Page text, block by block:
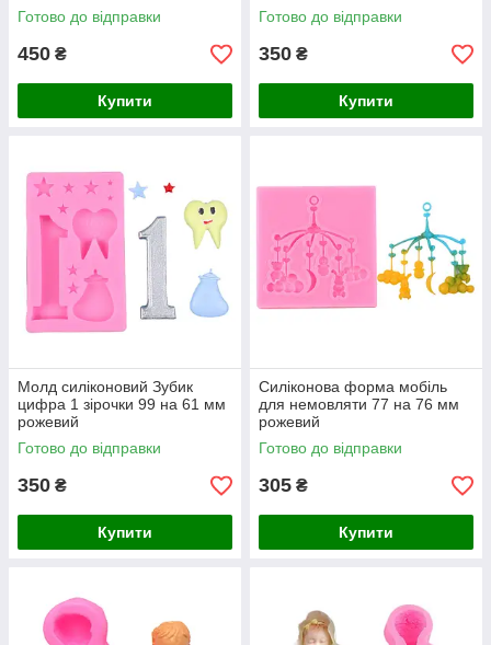
Готово до відправки
450 ₴
Купити
Готово до відправки
350 ₴
Купити
Молд силіконовий Зубик
цифра 1 зірочки 99 на 61 мм
рожевий
Готово до відправки
350 ₴
Купити
Силіконова форма мобіль
для немовляти 77 на 76 мм
рожевий
Готово до відправки
305 ₴
Купити